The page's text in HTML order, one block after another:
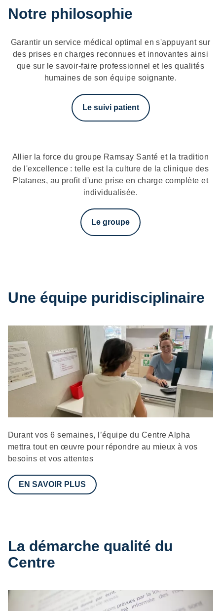
Notre philosophie
Garantir un service médical optimal en s'appuyant sur
des prises en charges reconnues et innovantes ainsi
que sur le savoir-faire professionnel et les qualités
humaines de son équipe soignante.
Le suivi patient
Allier la force du groupe Ramsay Santé et la tradition
de l'excellence : telle est la culture de la clinique des
Platanes, au profit d'une prise en charge complète et
individualisée.
Le groupe
Une équipe puridisciplinaire
Description
Durant vos 6 semaines, l’équipe du Centre Alpha
mettra tout en œuvre pour répondre au mieux à vos
besoins et vos attentes
EN SAVOIR PLUS
La démarche qualité du
Centre